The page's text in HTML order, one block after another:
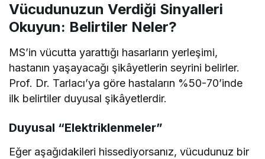
Vücudunuzun Verdiği Sinyalleri
Okuyun: Belirtiler Neler?
MS’in vücutta yarattığı hasarların yerleşimi,
hastanın yaşayacağı şikâyetlerin seyrini belirler.
Prof. Dr. Tarlacı’ya göre hastaların %50-70’inde
ilk belirtiler duyusal şikâyetlerdir.
Duyusal “Elektriklenmeler”
Eğer aşağıdakileri hissediyorsanız, vücudunuz bir